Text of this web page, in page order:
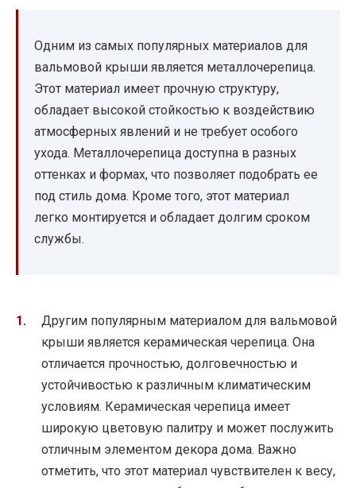
Одним из самых популярных материалов для
вальмовой крыши является металлочерепица.
Этот материал имеет прочную структуру,
обладает высокой стойкостью к воздействию
атмосферных явлений и не требует особого
ухода. Металлочерепица доступна в разных
оттенках и формах, что позволяет подобрать ее
под стиль дома. Кроме того, этот материал
легко монтируется и обладает долгим сроком
службы.
Другим популярным материалом для вальмовой
крыши является керамическая черепица. Она
отличается прочностью, долговечностью и
устойчивостью к различным климатическим
условиям. Керамическая черепица имеет
широкую цветовую палитру и может послужить
отличным элементом декора дома. Важно
отметить, что этот материал чувствителен к весу,